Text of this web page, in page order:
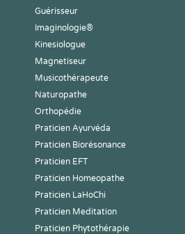
Guérisseur
Imaginologie®
Kinesiologue
Magnetiseur
Musicothérapeute
Naturopathe
Orthopédie
Praticien Ayurvéda
Praticien Biorésonance
Praticien EFT
Praticien Homeopathe
Praticien LaHoChi
Praticien Meditation
Praticien Phytothérapie